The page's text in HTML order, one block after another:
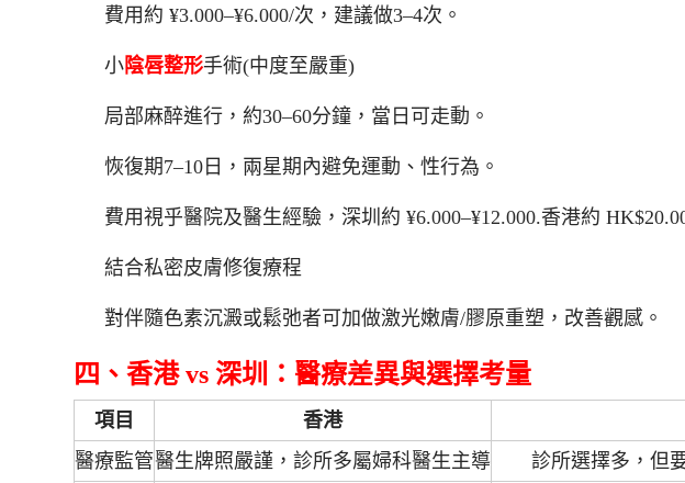
費用約 ¥3.000–¥6.000/次，建議做3–4次。
小陰唇整形手術(中度至嚴重)
局部麻醉進行，約30–60分鐘，當日可走動。
恢復期7–10日，兩星期內避免運動、性行為。
費用視乎醫院及醫生經驗，深圳約 ¥6.000–¥12.000.香港約
結合私密皮膚修復療程
對伴隨色素沉澱或鬆弛者可加做激光嫩膚/膠原重塑，改善觀感。
四、香港 vs 深圳：醫療差異與選擇考量
項目 香港
醫療監管醫生牌照嚴謹，診所多屬婦科醫生主導
診所選擇多，但